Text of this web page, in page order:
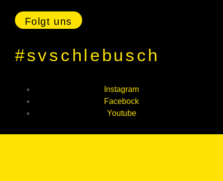
Folgt uns
#svschlebusch
Instagram
Facebock
Youtube